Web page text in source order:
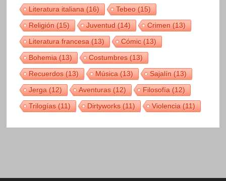
Literatura italiana(16) Tebeo(15)
Religión(15) Juventud(14) Crimen(13)
Literatura francesa(13) Cómic(13)
Bohemia(13) Costumbres(13)
Recuerdos(13) Música(13) Sajalín(13)
Jerga(12) Aventuras(12) Filosofía(12)
Trilogías(11) Dirtyworks(11) Violencia(11)